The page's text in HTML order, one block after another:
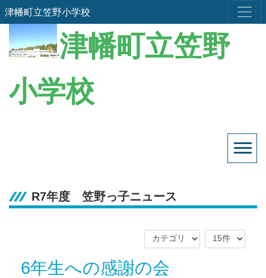
津幡町立笠野小学校
.津幡町立笠野
小学校
R7年度 笠野っ子ニュース
6年生への感謝の会